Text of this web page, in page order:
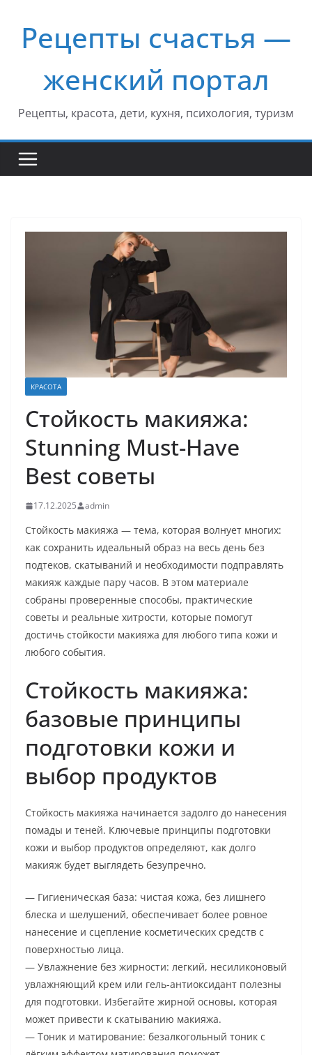
содержимому
Рецепты счастья —
женский портал
Рецепты, красота, дети, кухня, психология, туризм
КРАСОТА
Стойкость макияжа:
Stunning Must-Have
Best советы
17.12.2025 admin
Стойкость макияжа — тема, которая волнует многих:
как сохранить идеальный образ на весь день без
подтеков, скатываний и необходимости подправлять
макияж каждые пару часов. В этом материале
собраны проверенные способы, практические
советы и реальные хитрости, которые помогут
достичь стойкости макияжа для любого типа кожи и
любого события.
Стойкость макияжа:
базовые принципы
подготовки кожи и
выбор продуктов
Стойкость макияжа начинается задолго до нанесения
помады и теней. Ключевые принципы подготовки
кожи и выбор продуктов определяют, как долго
макияж будет выглядеть безупречно.
— Гигиеническая база: чистая кожа, без лишнего
блеска и шелушений, обеспечивает более ровное
нанесение и сцепление косметических средств с
поверхностью лица.
— Увлажнение без жирности: легкий, несиликоновый
увлажняющий крем или гель-антиоксидант полезны
для подготовки. Избегайте жирной основы, которая
может привести к скатыванию макияжа.
— Тоник и матирование: безалкогольный тоник с